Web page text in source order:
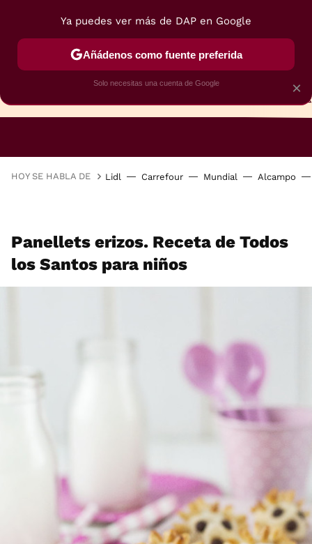
HOY SE HABLA DE Lidl Carrefour Mundial Alcampo
Panellets erizos. Receta de Todos
los Santos para niños
×
Ya puedes ver más de DAP en Google
Añádenos como fuente preferida
Solo necesitas una cuenta de Google